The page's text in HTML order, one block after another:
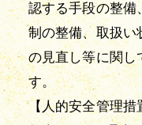
認する手段の整備
制の整備、取扱い
の見直し等に関し
す。
【人的安全管理措